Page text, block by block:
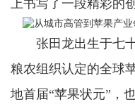
上书写了一段精彩的
张田龙出生于七
粮农组织认定的全球
地首届“苹果状元”，